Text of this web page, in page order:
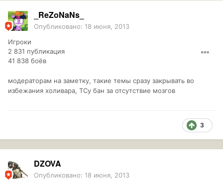
_ReZoNaNs_
Опубликовано: 18 июня, 2013
Игроки
2 831 публикация
41 838 боёв
модераторам на заметку, такие темы сразу закрывать во
избежания холивара, ТСу бан за отсутствие мозгов
3
DZOVA
Опубликовано: 18 июня, 2013